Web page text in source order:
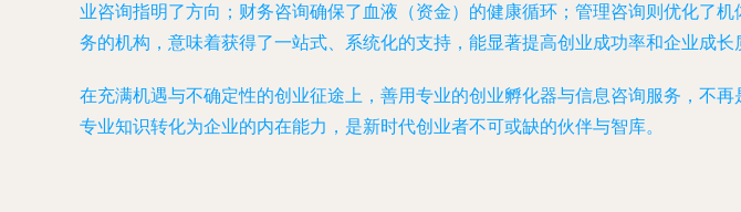
业咨询指明了方向；财务咨询确保了血液（资金）的健康循环；管理咨询则优化了
务的机构，意味着获得了一站式、系统化的支持，能显著提高创业成功率和企业成长
在充满机遇与不确定性的创业征途上，善用专业的创业孵化器与信息咨询服务，不
专业知识转化为企业的内在能力，是新时代创业者不可或缺的伙伴与智库。